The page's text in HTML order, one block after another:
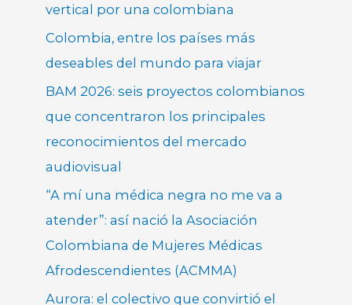
vertical por una colombiana
Colombia, entre los países más
deseables del mundo para viajar
BAM 2026: seis proyectos colombianos
que concentraron los principales
reconocimientos del mercado
audiovisual
“A mí una médica negra no me va a
atender”: así nació la Asociación
Colombiana de Mujeres Médicas
Afrodescendientes (ACMMA)
Aurora: el colectivo que convirtió el